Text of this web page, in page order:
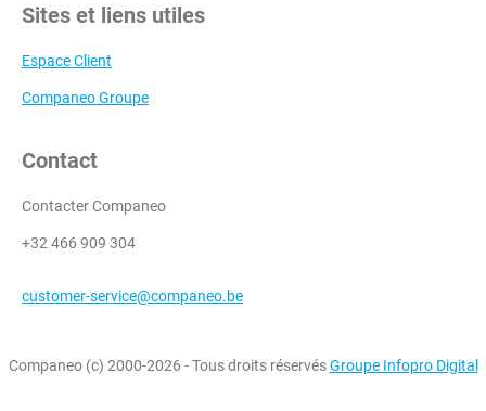
Sites et liens utiles
Espace Client
Companeo Groupe
Contact
Contacter Companeo
+32 466 909 304
customer-service@companeo.be
Companeo (c) 2000-2026 - Tous droits réservésGroupe Infopro Digital